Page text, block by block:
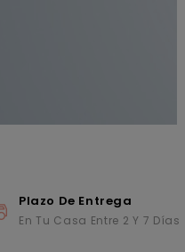
Plazo De Entrega
En Tu Casa Entre 2 Y 7 Días